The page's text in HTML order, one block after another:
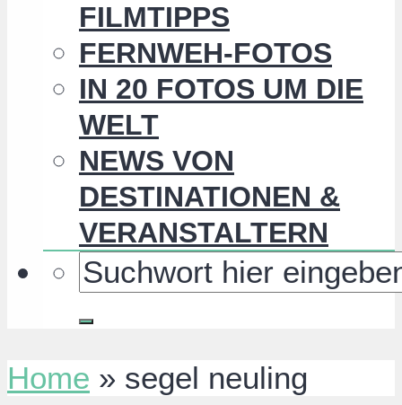
FILMTIPPS
FERNWEH-FOTOS
IN 20 FOTOS UM DIE
WELT
NEWS VON
DESTINATIONEN &
VERANSTALTERN
Home » segel neuling